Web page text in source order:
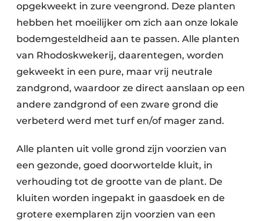
opgekweekt in zure veengrond. Deze planten
hebben het moeilijker om zich aan onze lokale
bodemgesteldheid aan te passen. Alle planten
van Rhodoskwekerij, daarentegen, worden
gekweekt in een pure, maar vrij neutrale
zandgrond, waardoor ze direct aanslaan op een
andere zandgrond of een zware grond die
verbeterd werd met turf en/of mager zand.
Alle planten uit volle grond zijn voorzien van
een gezonde, goed doorwortelde kluit, in
verhouding tot de grootte van de plant. De
kluiten worden ingepakt in gaasdoek en de
grotere exemplaren zijn voorzien van een